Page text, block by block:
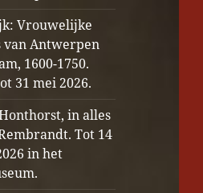
Vrouwelijke
van Antwerpen
1600-1750.
31 mei 2026.
in alles
Tot 14
in het